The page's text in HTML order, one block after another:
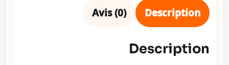
Description
Avis (0)
Description